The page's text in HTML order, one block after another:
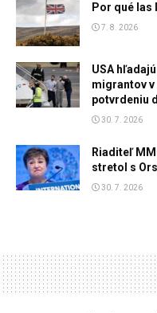
Por qué las
7. 8. 2026
USA
migrantov v
potvrdeniu
30. 7. 2026
Riaditeľ
stretol s
30. 7. 2026